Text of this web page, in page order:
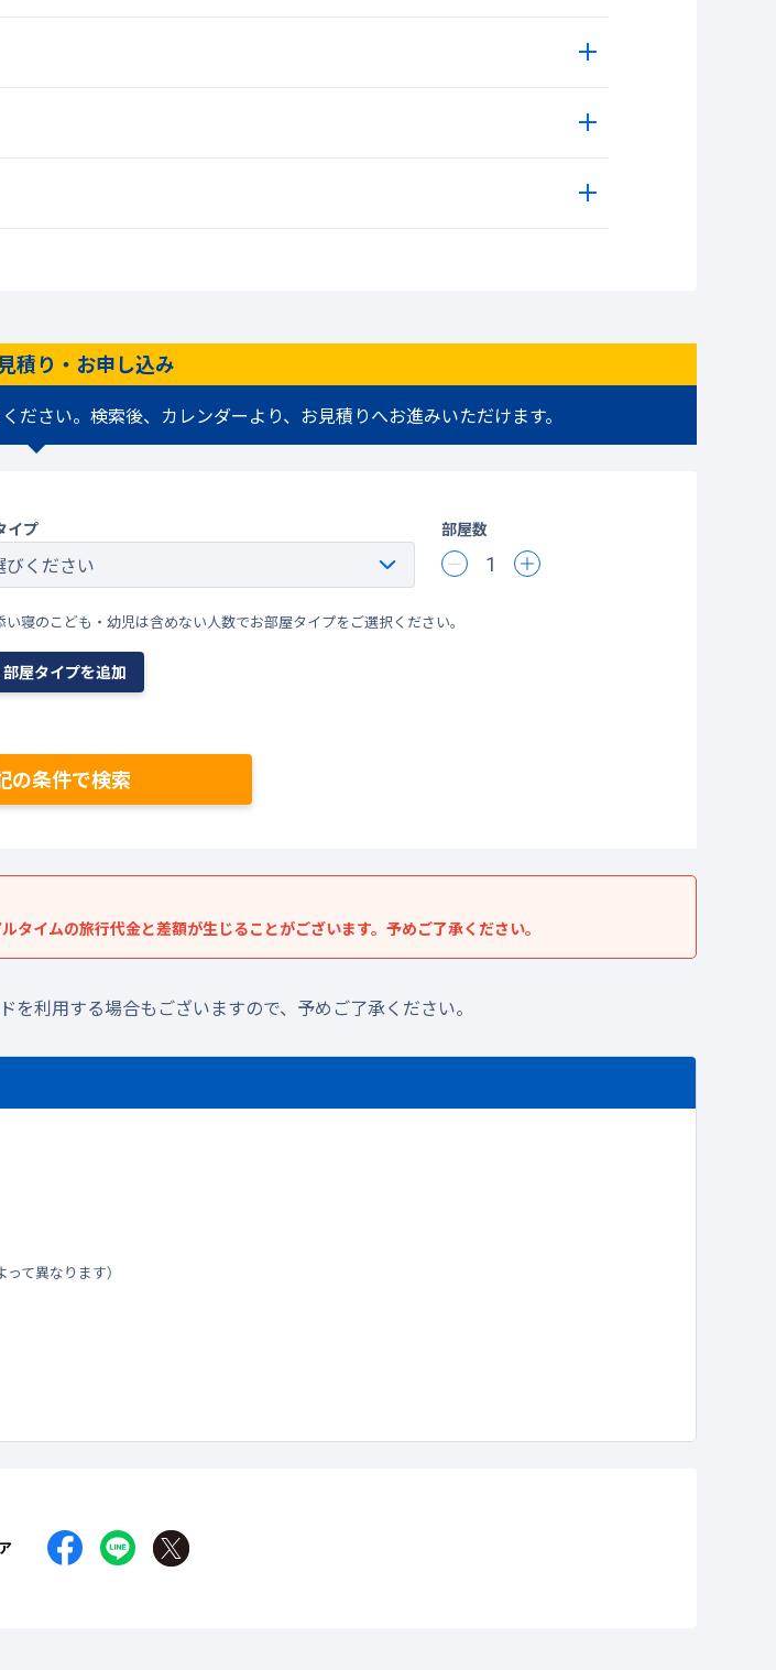
積り・お申し込み
ださい。検索後、カレンダーより、お見積りへお進みいただけます。
イプ 部屋数
1
寝のこども・幼児は含めない人数でお部屋タイプをご選択ください。
部屋タイプを追加
の条件で検索
イムの旅行代金と差額が生じることがございます。予めご了承ください。
利用する場合もございますので、予めご了承ください。
て異なります）